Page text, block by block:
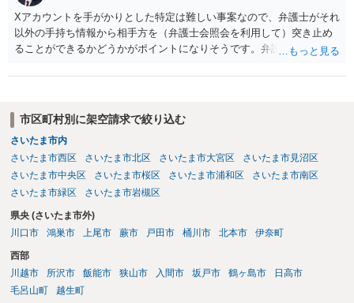
Xアカウントを手がかりとした特定は難しい事案なので、弁護士がそれ
以外の手持ち情報から相手方を（弁護士会照会を利用して）突き止め
ることができるかどうかがポイントになりそうです。弁護士による調
せることになるでしょう。見通しについては、実際の資料等を弁護士
いますので個別に確認いただく必要がありますが、そもそも回収でき
るかどうかが問題になり得る事案であり、被害額の規模からみると、
仮に回収できたとしても弁護士費用を差し引いた実質回収分はかなり
少なくなる可能性もあるように思います。
市区町村別に架空請求で絞り込む
さいたま市内
さいたま市西区
さいたま市北区 さいたま市大宮区
さいたま市見沼区
さいたま市中央区
さいたま市桜区 さいたま市浦和区
さいたま市南区
さいたま市緑区
さいたま市岩槻区
県央 (さいたま市外)
川口市
鴻巣市 上尾市 蕨市 戸田市 桶川市 北本市 伊奈町
西部
川越市
所沢市 飯能市 狭山市 入間市 坂戸市 鶴ヶ島市
日高市
毛呂山町
越生町